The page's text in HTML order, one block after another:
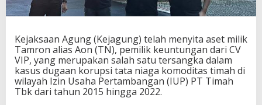
Kejaksaan Agung (Kejagung) telah menyita aset milik
Tamron alias Aon (TN), pemilik keuntungan dari CV
VIP, yang merupakan salah satu tersangka dalam
kasus dugaan korupsi tata niaga komoditas timah di
wilayah Izin Usaha Pertambangan (IUP) PT Timah
Tbk dari tahun 2015 hingga 2022.